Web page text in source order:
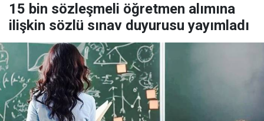
15 bin sözleşmeli öğretmen alımına
ilişkin sözlü sınav duyurusu yayımladı